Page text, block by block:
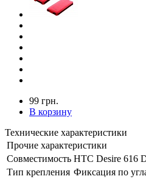
99 грн.
В корзину
Технические характеристики
Прочие характеристики
Совместимость HTC Desire 616
Тип крепления Фиксация по